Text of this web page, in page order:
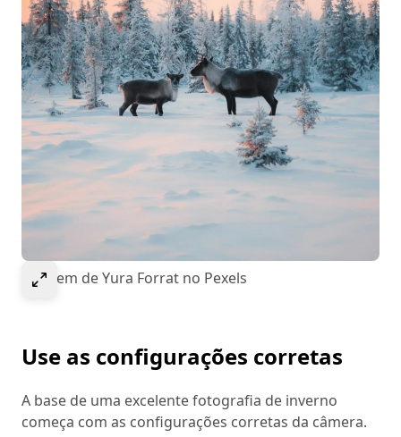
Selecione para expandir a imagem
Imagem de Yura Forrat no Pexels
Use as configurações corretas
A base de uma excelente fotografia de inverno
começa com as configurações corretas da câmera.